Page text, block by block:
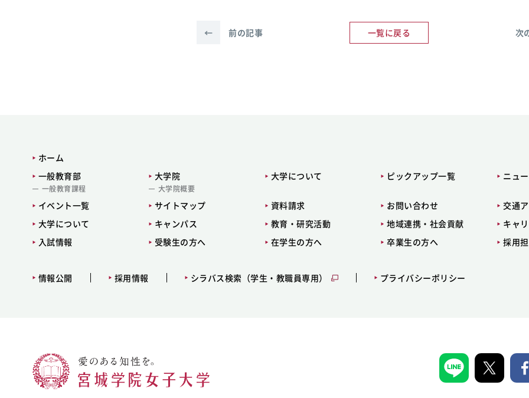
← 前の記事 一覧に戻る 次
ホーム
一般教育部
一般教育課程
大学院
大学院概要
大学について ピックアップ一覧 ニュ
イベント一覧 サイトマップ 資料請求 お問い合わせ
交通
大学について
キャンパス 教育・研究活動 地域連携・社会貢献
キャ
入試情報
受験生の方へ 在学生の方へ 卒業生の方へ 採用
情報公開 採用情報 シラバス検索（学生・教職員専用） プライバシーポリシー